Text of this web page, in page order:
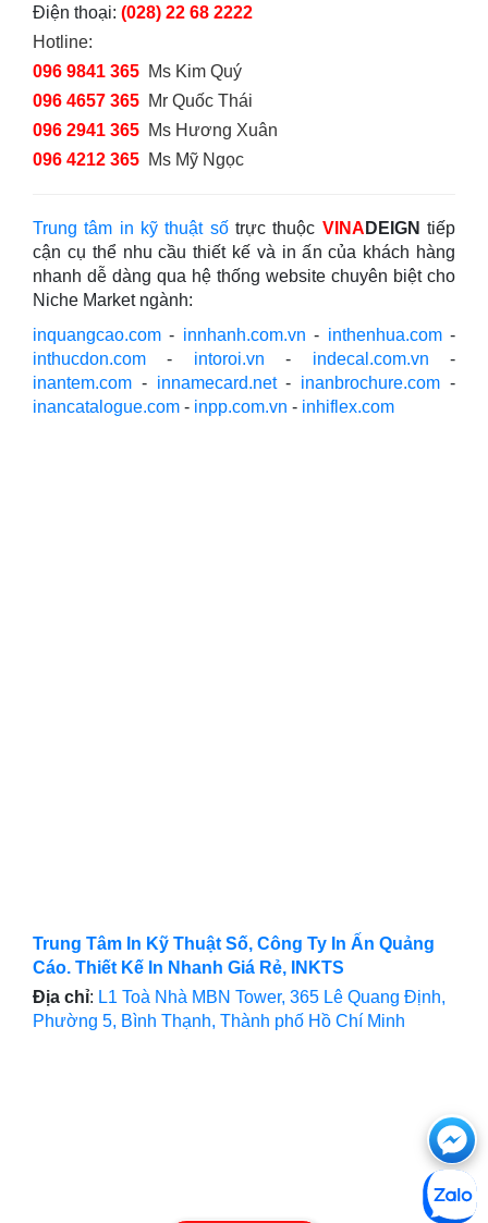
Điện thoại: (028) 22 68 2222
Hotline:
096 9841 365 Ms Kim Quý
096 4657 365 Mr Quốc Thái
096 2941 365 Ms Hương Xuân
096 4212 365 Ms Mỹ Ngọc
Trung tâm in kỹ thuật sốtrực thuộc VINA DEIGN tiếp
cận cụ thể nhu cầu thiết kế và in ấn của khách hàng
nhanh dễ dàng qua hệ thống website chuyên biệt cho
Niche Market ngành:
inquangcao.com - innhanh.com.vn - inthenhua.com-
inthucdon.com - intoroi.vn - indecal.com.vn -
inantem.com - innamecard.net- inanbrochure.com -
inancatalogue.com - inpp.com.vn - inhiflex.com
Trung Tâm In Kỹ Thuật Số, Công Ty In Ấn Quảng
Cáo. Thiết Kế In Nhanh Giá Rẻ, INKTS
Địa chỉ: L1 Toà Nhà MBN Tower, 365 Lê Quang Định,
Phường 5, Bình Thạnh, Thành phố Hồ Chí Minh
với